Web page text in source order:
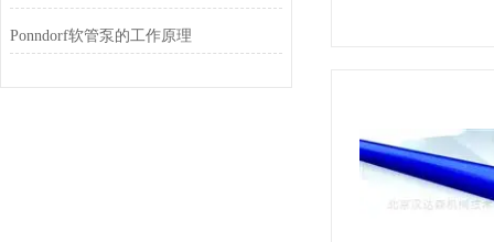
Ponndorf软管泵的工作原理